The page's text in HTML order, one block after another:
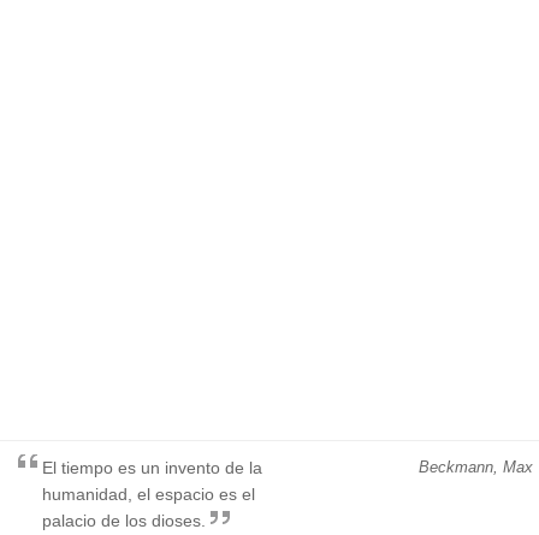
Beckmann, Max
El tiempo es un invento de la
humanidad, el espacio es el
palacio de los dioses.